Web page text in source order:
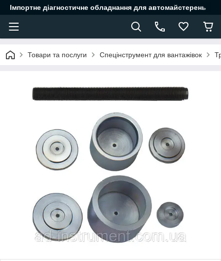
Імпортне діагностичне обладнання для автомайстерень
Товари та послуги Спецінструмент для вантажівок